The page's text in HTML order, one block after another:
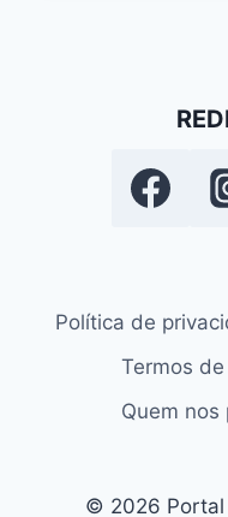
Política de
Termos
Quem nos
© 2026 Portal